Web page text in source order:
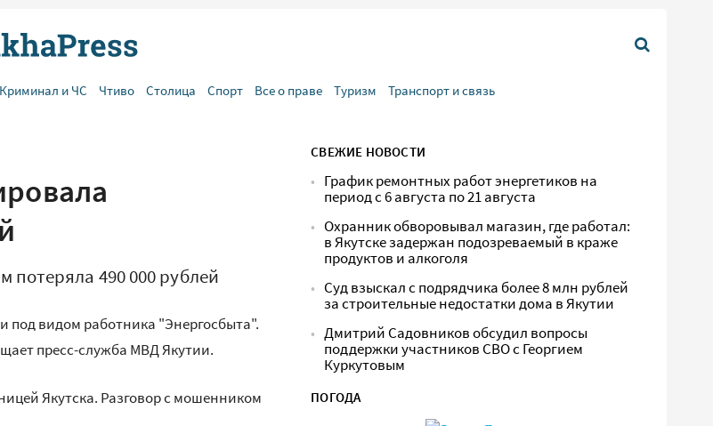
Криминал и ЧС Чтиво Столица Спорт Все о праве Туризм Транспорт и связь
потеряла 490 000 рублей
видом работника "Энергосбыта".
пресс-служба МВД Якутии.
Якутска. Разговор с мошенником
СВЕЖИЕ НОВОСТИ
График ремонтных работ энергетиков на
период с 6 августа по 21 августа
Охранник обворовывал магазин, где работал:
в Якутске задержан подозреваемый в краже
продуктов и алкоголя
Суд взыскал с подрядчика более 8 млн рублей
за строительные недостатки дома в Якутии
Дмитрий Садовников обсудил вопросы
поддержки участников СВО с Георгием
Куркутовым
ПОГОДА